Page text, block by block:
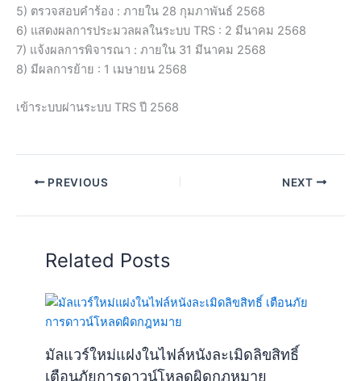
5) ตรวจสอบคำร้อง : ภายใน 28 กุมภาพันธ์ 2568
6) แสดงผลการประมวลผลในระบบ TRS : 2 มีนาคม 2568
7) แจ้งผลการพิจารณา : ภายใน 31 มีนาคม 2568
8) มีผลการย้าย : 1 เมษายน 2568
เข้าระบบผ่านระบบ TRS ปี 2568
PREVIOUS NEXT
Related Posts
มัลแวร์ใหม่แฝงในไฟล์หนังละเมิดลิขสิทธิ์
เตือนภัยการดาวน์โหลดผิดกฎหมาย